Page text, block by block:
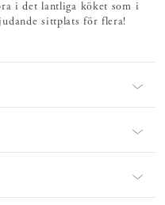
i det lantliga köket som i
sittplats för flera!